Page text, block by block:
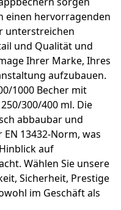
einen hervorragenden
unterstreichen
und Qualität und
Ihrer Marke, Ihres
aufzubauen.
1000 Becher mit
300/400 ml. Die
abbaubar und
13432-Norm, was
auf
Wählen Sie unsere
Sicherheit, Prestige
im Geschäft als